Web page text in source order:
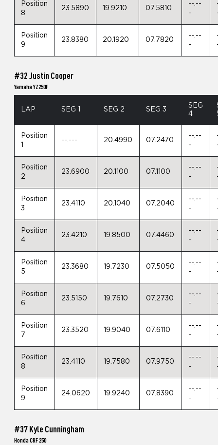
Position
8
23.5890 19.9210 07.5810
--.--
-
Position
9
23.8380 20.1920 07.7820
--.--
-
#32 Justin Cooper
Yamaha YZ250F
LAP SEG 1 SEG 2 SEG 3
SEG
4
Position
--.--- 20.4990 07.2470
--.--
-
Position
2
23.6900 20.1100 07.1100
--.--
-
Position
3
23.4110 20.1040 07.2040
--.--
-
Position
4
23.4210 19.8500 07.4460
--.--
-
Position
5
23.3680 19.7230 07.5050
--.--
-
Position
6
23.5150 19.7610 07.2730
--.--
-
Position
7
23.3520 19.9040 07.6110
--.--
-
Position
8
23.4110 19.7580 07.9750
--.--
-
Position
9
24.0620 19.9240 07.8390
--.--
-
#37 Kyle Cunningham
Honda CRF 250